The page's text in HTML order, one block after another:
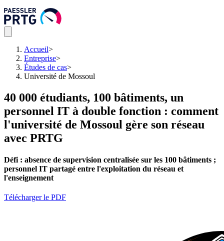
Accueil>
Entreprise>
Études de cas>
Université de Mossoul
40 000 étudiants, 100 bâtiments, un
personnel IT à double fonction : comment
l'université de Mossoul gère son réseau
avec PRTG
Défi : absence de supervision centralisée sur les 100 bâtiments ;
personnel IT partagé entre l'exploitation du réseau et
l'enseignement
Télécharger le PDF